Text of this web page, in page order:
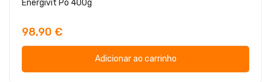
Energivit Pó 400g
98,90 €
Adicionar ao carrinho